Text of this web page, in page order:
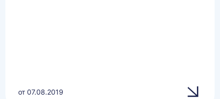
от 07.08.2019